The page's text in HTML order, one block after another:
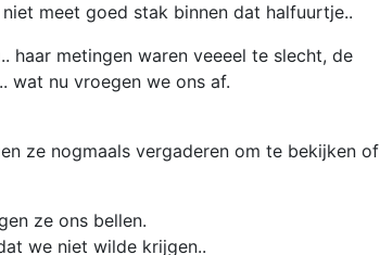
meet goed stak binnen dat halfuurtje..
haar metingen waren veeeel te slecht, de
wat nu vroegen we ons af.
ze nogmaals vergaderen om te bekijken of
ze ons bellen.
we niet wilde krijgen..